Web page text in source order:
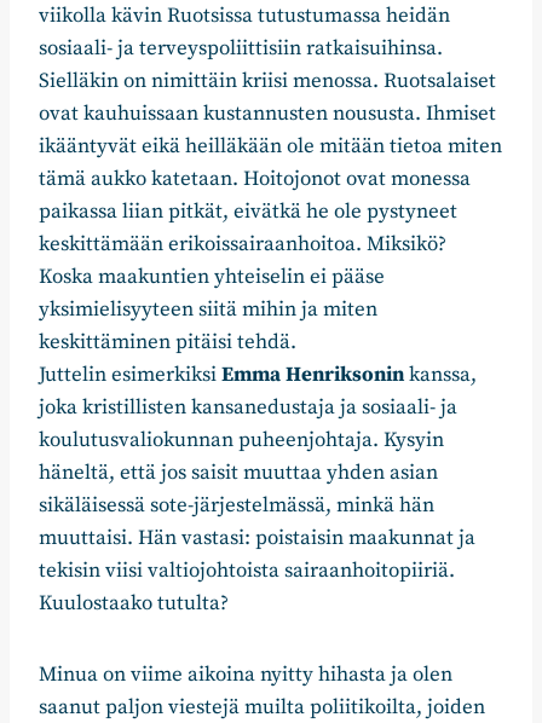
viikolla kävin Ruotsissa tutustumassa heidän
sosiaali- ja terveyspoliittisiin ratkaisuihinsa.
Sielläkin on nimittäin kriisi menossa. Ruotsalaiset
ovat kauhuissaan kustannusten noususta. Ihmiset
ikääntyvät eikä heilläkään ole mitään tietoa miten
tämä aukko katetaan. Hoitojonot ovat monessa
paikassa liian pitkät, eivätkä he ole pystyneet
keskittämään erikoissairaanhoitoa. Miksikö?
Koska maakuntien yhteiselin ei pääse
yksimielisyyteen siitä mihin ja miten
keskittäminen pitäisi tehdä.
Juttelin esimerkiksiEmma Henriksoninkanssa,
joka kristillisten kansanedustaja ja sosiaali- ja
koulutusvaliokunnan puheenjohtaja. Kysyin
häneltä, että jos saisit muuttaa yhden asian
sikäläisessä sote-järjestelmässä, minkä hän
muuttaisi. Hän vastasi: poistaisin maakunnat ja
tekisin viisi valtiojohtoista sairaanhoitopiiriä.
Kuulostaako tutulta?
Minua on viime aikoina nyitty hihasta ja olen
saanut paljon viestejä muilta poliitikoilta, joiden